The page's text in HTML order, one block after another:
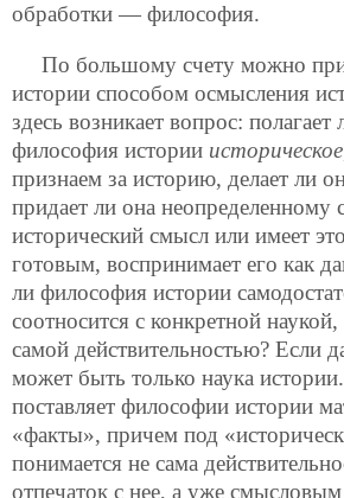
обработки — философия.
По большому счету можно
истории способом осмысления
здесь возникает вопрос: полагает
философия истории историческое
признаем за историю, делает ли
придает ли она неопределенному
исторический смысл или имеет
готовым, воспринимает его как
ли философия истории
соотносится с конкретной
самой действительностью? Если
может быть только наука
поставляет философии истории
«факты», причем под
понимается не сама
отпечаток с нее, а уже